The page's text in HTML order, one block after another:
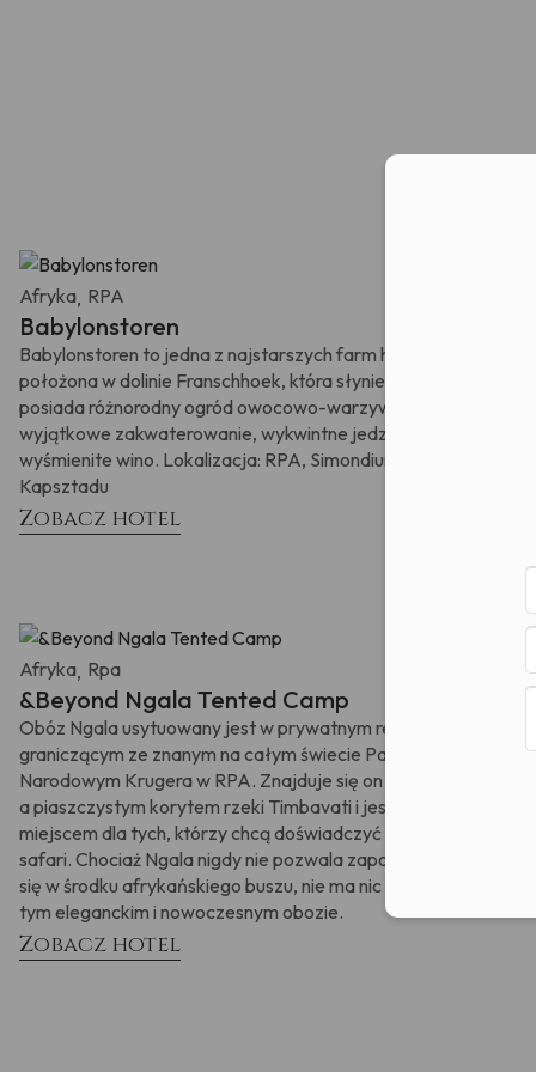
Afryka, RPA
Babylonstoren
Babylonstoren to jedna z najstarszych farm holenderskich,
położona w dolinie Franschhoek, która słynie z winnic. Farma
posiada różnorodny ogród owocowo-warzywny i ziołowy,
wyjątkowe zakwaterowanie, wykwintne jedzenie i
wyśmienite wino. Lokalizacja: RPA, Simondium, 50km od
Kapsztadu
Zobacz hotel
Afryka, Rpa
&Beyond Ngala Tented Camp
Obóz Ngala usytuowany jest w prywatnym rezerwacie Ngala
graniczącym ze znanym na całym świecie Parkiem
Narodowym Krugera w RPA. Znajduje się on pomiędzy lasem
a piaszczystym korytem rzeki Timbavati i jest idealnym
miejscem dla tych, którzy chcą doświadczyć prawdziwego
safari. Chociaż Ngala nigdy nie pozwala zapomnieć, że jest
się w środku afrykańskiego buszu, nie ma nic prymitywnego w
tym eleganckim i nowoczesnym obozie.
Zobacz hotel